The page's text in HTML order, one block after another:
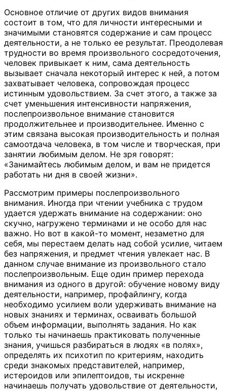
Основное отличие от других видов внимания
состоит в том, что для личности интересными и
значимыми становятся содержание и сам процесс
деятельности, а не только ее результат. Преодолевая
трудности во время произвольного сосредоточения,
человек привыкает к ним, сама деятельность
вызывает сначала некоторый интерес к ней, а потом
захватывает человека, сопровождая процесс
истинным удовольствием. За счет этого, а также за
счет уменьшения интенсивности напряжения,
послепроизвольное внимание становится
продолжительнее и производительнее. Именно с
этим связана высокая производительность и полная
самоотдача человека, в том числе и творческая, при
занятии любимым делом. Не зря говорят:
«Занимайтесь любимым делом, и вам не придется
работать ни дня в своей жизни».
Рассмотрим примеры послепроизвольного
внимания. Иногда при чтении учебника с трудом
удается удержать внимание на содержании: оно
скучно, нагружено терминами и не особо для нас
важно. Но вот в какой-то момент, незаметно для
себя, мы перестаем делать над собой усилие, читаем
без напряжения, и предмет чтения увлекает нас. В
данном случае внимание из произвольного стало
послепроизвольным. Еще один пример перехода
внимания из одного в другой: обучение новому виду
деятельности, например, профайлингу, когда
необходимо усилием воли удерживать внимание на
новых знаниях и терминах, осваивать большой
объем информации, выполнять задания. Но как
только ты начинаешь практиковать полученные
знания, учишься разбираться в людях «в полях»,
определять их психотип по критериям, находить
среди знакомых представителей, например,
истероидов или эпилептоидов, ты искренне
начинаешь получать удовольствие от деятельности,